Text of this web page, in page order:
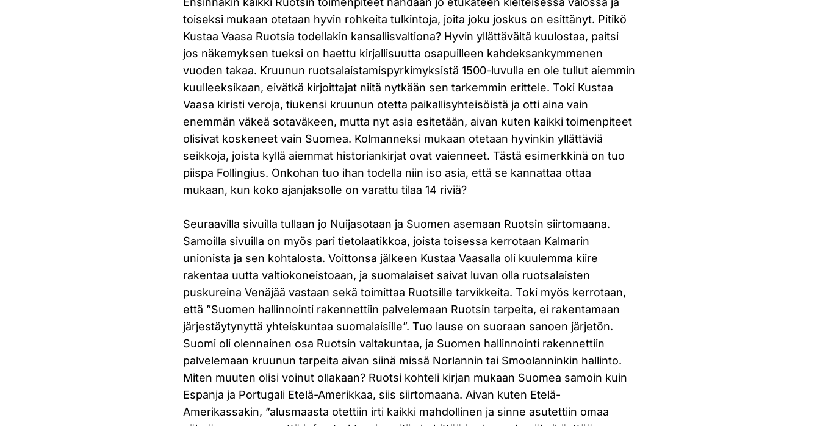
toiseksi mukaan otetaan hyvin rohkeita tulkintoja, joita joku joskus on esittänyt. Pitikö
Kustaa Vaasa Ruotsia todellakin kansallisvaltiona? Hyvin yllättävältä kuulostaa, paitsi
jos näkemyksen tueksi on haettu kirjallisuutta osapuilleen kahdeksankymmenen
vuoden takaa. Kruunun ruotsalaistamispyrkimyksistä 1500-luvulla en ole tullut aiemmin
kuulleeksikaan, eivätkä kirjoittajat niitä nytkään sen tarkemmin erittele. Toki Kustaa
Vaasa kiristi veroja, tiukensi kruunun otetta paikallisyhteisöistä ja otti aina vain
enemmän väkeä sotaväkeen, mutta nyt asia esitetään, aivan kuten kaikki toimenpiteet
olisivat koskeneet vain Suomea. Kolmanneksi mukaan otetaan hyvinkin yllättäviä
seikkoja, joista kyllä aiemmat historiankirjat ovat vaienneet. Tästä esimerkkinä on tuo
piispa Follingius. Onkohan tuo ihan todella niin iso asia, että se kannattaa ottaa
mukaan, kun koko ajanjaksolle on varattu tilaa 14 riviä?
Seuraavilla sivuilla tullaan jo Nuijasotaan ja Suomen asemaan Ruotsin siirtomaana.
Samoilla sivuilla on myös pari tietolaatikkoa, joista toisessa kerrotaan Kalmarin
unionista ja sen kohtalosta. Voittonsa jälkeen Kustaa Vaasalla oli kuulemma kiire
rakentaa uutta valtiokoneistoaan, ja suomalaiset saivat luvan olla ruotsalaisten
puskureina Venäjää vastaan sekä toimittaa Ruotsille tarvikkeita. Toki myös kerrotaan,
että ”Suomen hallinnointi rakennettiin palvelemaan Ruotsin tarpeita, ei rakentamaan
järjestäytynyttä yhteiskuntaa suomalaisille”. Tuo lause on suoraan sanoen järjetön.
Suomi oli olennainen osa Ruotsin valtakuntaa, ja Suomen hallinnointi rakennettiin
palvelemaan kruunun tarpeita aivan siinä missä Norlannin tai Smoolanninkin hallinto.
Miten muuten olisi voinut ollakaan? Ruotsi kohteli kirjan mukaan Suomea samoin kuin
Espanja ja Portugali Etelä-Amerikkaa, siis siirtomaana. Aivan kuten Etelä-
Amerikassakin, ”alusmaasta otettiin irti kaikki mahdollinen ja sinne asutettiin omaa